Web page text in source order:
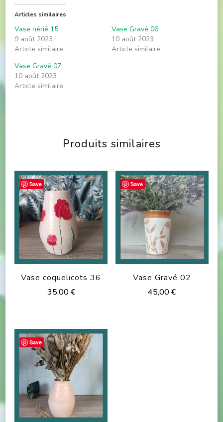
Articles similaires
Vase nérié 15
9 août 2023
Article similaire
Vase Gravé 06
10 août 2023
Article similaire
Vase Gravé 07
10 août 2023
Article similaire
Produits similaires
Save
Vase coquelicots 36
35,00€
Save
Vase Gravé 02
45,00€
Save